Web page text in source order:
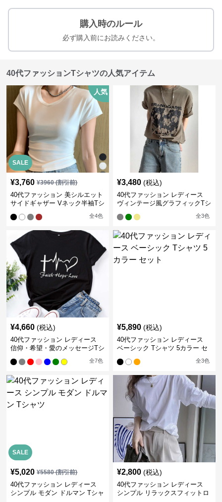
購入時のルール
必ず購入前にお読みください。
40代ファッションTシャツの人気アイテム
SALE
人気
¥3,760 ¥3960(割引前)
40代ファッション 美シルエット
サイドギャザー Vネック半袖Tシ
全4色
¥3,480 (税込)
40代ファッション レディース
ヴィンテージ風グラフィックTシ
全3色
¥4,660 (税込)
40代ファッション レディース
信仰・希望・愛のメッセージTシ
全7色
¥5,890 (税込)
40代ファッション レディース
ベーシック Tシャツ 5カラー セ
全3色
SALE
¥5,020 ¥5580(割引前)
40代ファッション レディース
シンプル モダン ドルマン Tシャ
¥2,800 (税込)
40代ファッション レディース
シンプル リラックスフィットロ